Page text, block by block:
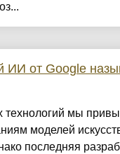
ИИ от Google
технологий мы
моделей
последняя